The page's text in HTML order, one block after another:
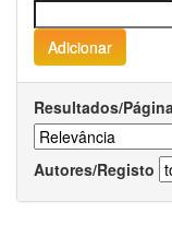
Resultados/
Autores/Registo